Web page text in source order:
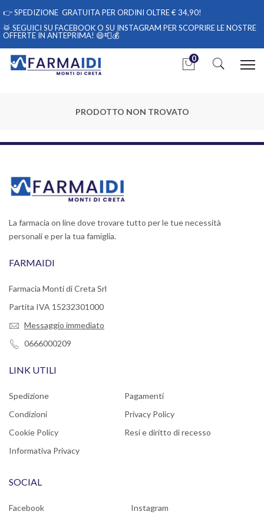
👉SPEDIZIONE GRATUITA PER ORDINI OLTRE € 34,90!
🥁 SEGUICI SU FACEBOOKO SU INSTAGRAM PER SCOPRIRE LE NOSTRE
OFFERTE IN ANTEPRIMA! 😄📮💰
0
PRODOTTO NON TROVATO
La farmacia on line dove trovare tutto per le tue necessità
personali e per la tua famiglia.
FARMAIDI
Farmacia Monti di Creta Srl
Partita IVA 15232301000
Messaggio immediato
0666000209
LINK UTILI
Spedizione
Pagamenti
Condizioni
Privacy Policy
Cookie Policy
Resi e diritto di recesso
Informativa Privacy
SOCIAL
Facebook Instagram